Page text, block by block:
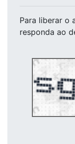
Para liberar o
responda ao